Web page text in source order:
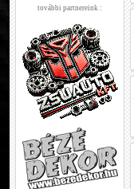
további partnereink :